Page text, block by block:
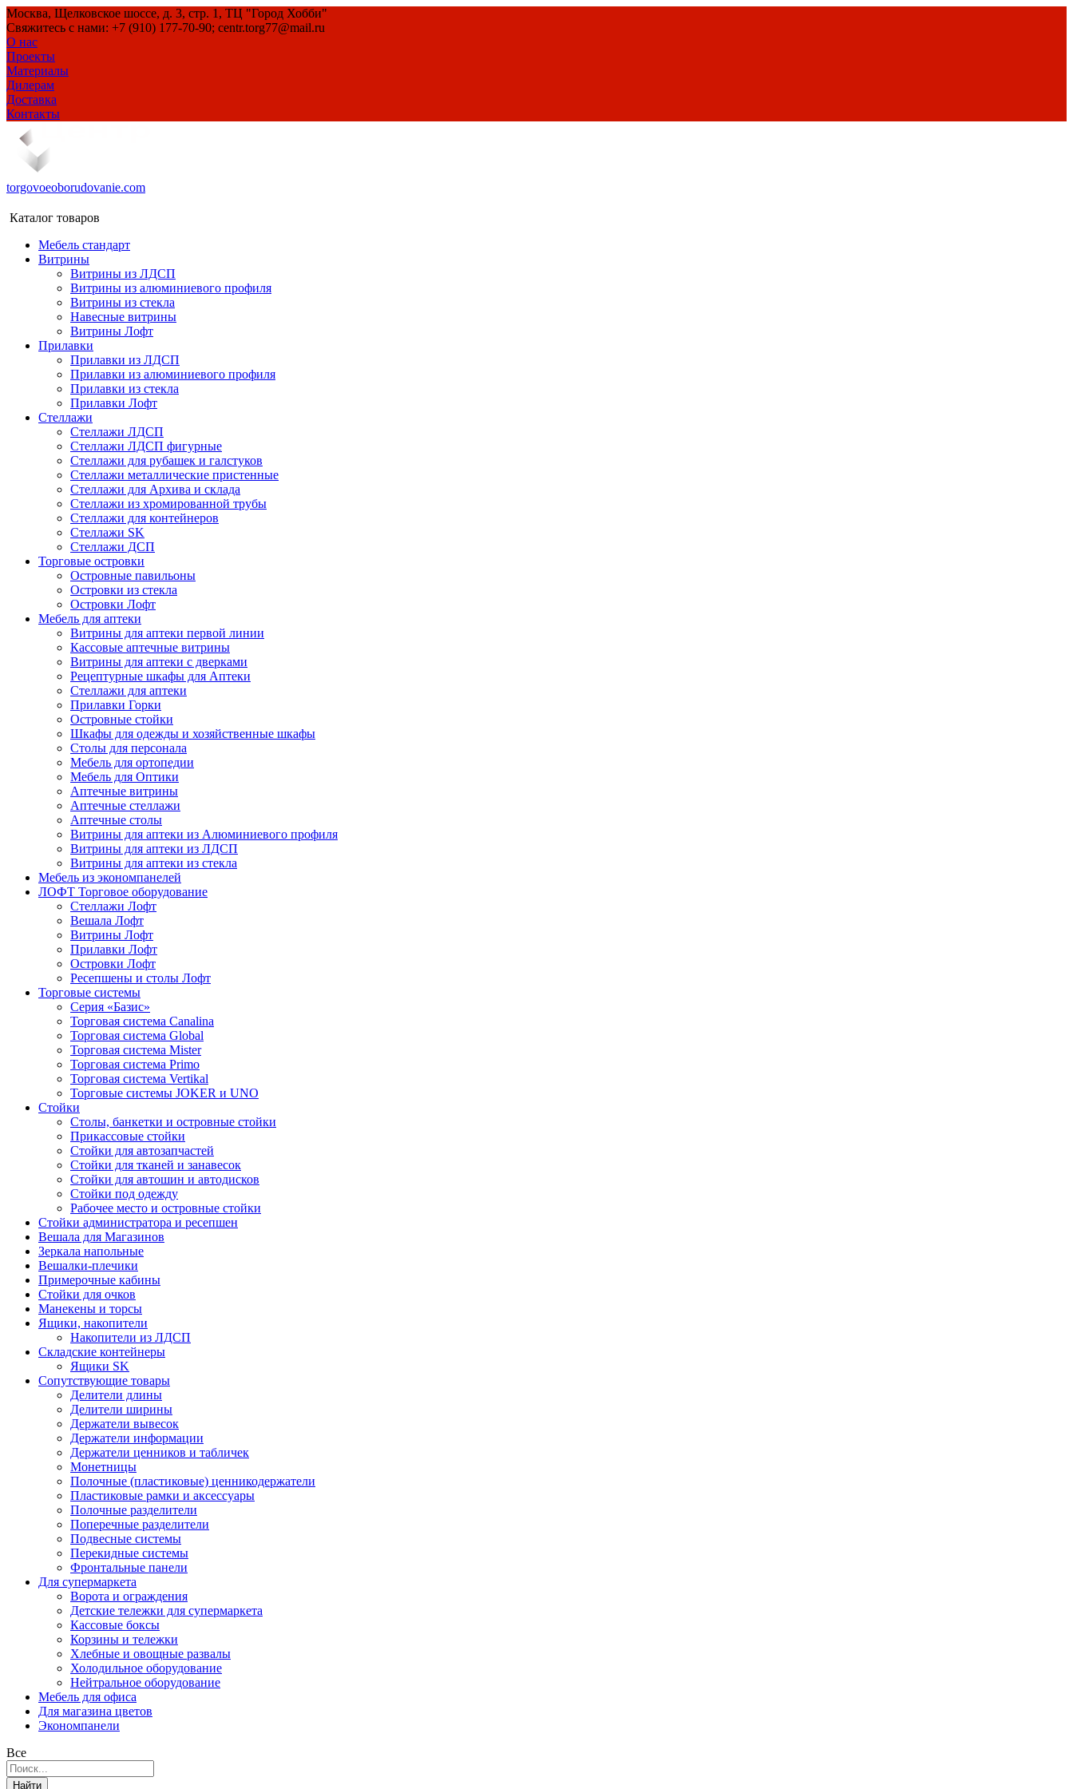
Москва, Щелковское шоссе, д. 3, стр. 1, ТЦ "Город Хобби"
Свяжитесь с нами: +7 (910) 177-70-90; centr.torg77@mail.ru
О нас
Проекты
Материалы
Дилерам
Доставка
Контакты
torgovoeoborudovanie.com
Каталог товаров
Мебель стандарт
Витрины
Витрины из ЛДСП
Витрины из алюминиевого профиля
Витрины из стекла
Навесные витрины
Витрины Лофт
Прилавки
Прилавки из ЛДСП
Прилавки из алюминиевого профиля
Прилавки из стекла
Прилавки Лофт
Стеллажи
Стеллажи ЛДСП
Стеллажи ЛДСП фигурные
Стеллажи для рубашек и галстуков
Стеллажи металлические пристенные
Стеллажи для Архива и склада
Стеллажи из хромированной трубы
Стеллажи для контейнеров
Стеллажи SK
Стеллажи ДСП
Торговые островки
Островные павильоны
Островки из стекла
Островки Лофт
Мебель для аптеки
Витрины для аптеки первой линии
Кассовые аптечные витрины
Витрины для аптеки с дверками
Рецептурные шкафы для Аптеки
Стеллажи для аптеки
Прилавки Горки
Островные стойки
Шкафы для одежды и хозяйственные шкафы
Столы для персонала
Мебель для ортопедии
Мебель для Оптики
Аптечные витрины
Аптечные стеллажи
Аптечные столы
Витрины для аптеки из Алюминиевого профиля
Витрины для аптеки из ЛДСП
Витрины для аптеки из стекла
Мебель из экономпанелей
ЛОФТ Торговое оборудование
Стеллажи Лофт
Вешала Лофт
Витрины Лофт
Прилавки Лофт
Островки Лофт
Ресепшены и столы Лофт
Торговые системы
Серия «Базис»
Торговая система Canalina
Торговая система Global
Торговая система Mister
Торговая система Primo
Торговая система Vertikal
Торговые системы JOKER и UNO
Стойки
Столы, банкетки и островные стойки
Прикассовые стойки
Стойки для автозапчастей
Стойки для тканей и занавесок
Стойки для автошин и автодисков
Стойки под одежду
Рабочее место и островные стойки
Стойки администратора и ресепшен
Вешала для Магазинов
Зеркала напольные
Вешалки-плечики
Примерочные кабины
Стойки для очков
Манекены и торсы
Ящики, накопители
Накопители из ЛДСП
Складские контейнеры
Ящики SK
Сопутствующие товары
Делители длины
Делители ширины
Держатели вывесок
Держатели информации
Держатели ценников и табличек
Монетницы
Полочные (пластиковые) ценникодержатели
Пластиковые рамки и аксессуары
Полочные разделители
Поперечные разделители
Подвесные системы
Перекидные системы
Фронтальные панели
Для супермаркета
Ворота и ограждения
Детские тележки для супермаркета
Кассовые боксы
Корзины и тележки
Хлебные и овощные развалы
Холодильное оборудование
Нейтральное оборудование
Мебель для офиса
Для магазина цветов
Экономпанели
Все
Найти